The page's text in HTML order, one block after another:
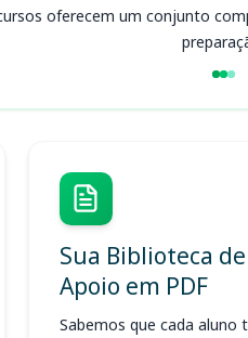
oferecem um conjunto
Sua Biblioteca de
Apoio em PDF
Sabemos que cada aluno